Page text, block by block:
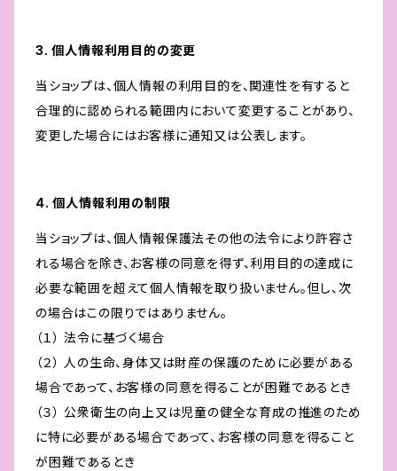
3. 個人情報利用目的の変更
当ショップは、個人情報の利用目的を、関連性を有すると
合理的に認められる範囲内において変更することがあり、
変更した場合にはお客様に通知又は公表します。
4. 個人情報利用の制限
当ショップは、個人情報保護法その他の法令により許容さ
れる場合を除き、お客様の同意を得ず、利用目的の達成に
必要な範囲を超えて個人情報を取り扱いません。但し、次
の場合はこの限りではありません。
（１） 法令に基づく場合
（２） 人の生命、身体又は財産の保護のために必要がある
場合であって、お客様の同意を得ることが困難であるとき
（３） 公衆衛生の向上又は児童の健全な育成の推進のため
に特に必要がある場合であって、お客様の同意を得ること
が困難であるとき